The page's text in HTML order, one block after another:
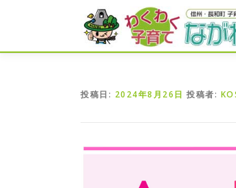
ン
投稿日: 2024年8月26日 投稿者: